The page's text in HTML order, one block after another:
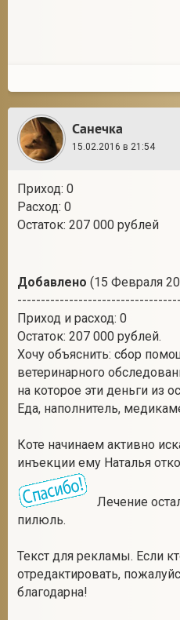
Санечка
15.02.2016 в 21:54
Приход: 0
Расход: 0
Остаток: 207 000 рублей
Добавлено (15 Февраля
Приход и расход: 0
Остаток: 207 000 рублей.
Хочу объяснить: сбор
ветеринарного
на которое эти деньги из
Еда, наполнитель,
Коте начинаем активно
инъекции ему Наталья
Лечение
пилюль.
Текст для рекламы. Если
отредактировать,
благодарна!